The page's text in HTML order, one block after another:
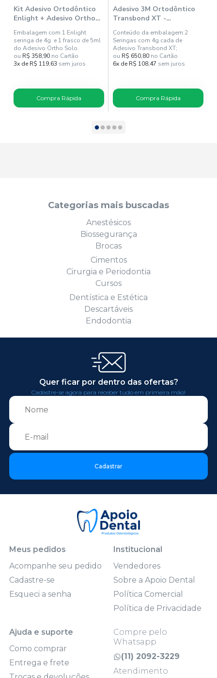
Kit Adesivo Ortodôntico
Enlight + Adesivo Ortho
Embalagem com 1 Enlight
seringa de 4g e 1 frasco de 5ml
do Adesivo Ortho Solo.
ou R$ 358,90 no Cartão
3x de R$ 119,63 sem juros
Compra Rápida
Adesivo 3M Ortodôntico
Transbond XT -
Solventum
Conteúdo da embalagem:2
Seringas com 4g cada de
Adesivo Transbond XT;
ou R$ 650,80 no Cartão
6x de R$ 108,47 sem juros
Compra Rápida
Categorias mais buscadas
Anestésicos
Biossegurança
Brocas
Cimentos
Cirurgia e Periodontia
Cursos
Dentística e Estética
Descartáveis
Endodontia
Quer ficar por dentro das ofertas?
Cadastre-se agora para receber tudo em primeira mão!
Cadastrar
Meus pedidos
Acompanhe seu pedido
Cadastre-se
Esqueci a senha
Institucional
Vendedores
Sobre a Apoio Dental
Política Comercial
Política de Privacidade
Ajuda e suporte
Como comprar
Entrega e frete
Compre pelo
Whatsapp
(11) 2092-3229
Atendimento